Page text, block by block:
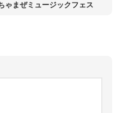
ゃまぜミュージックフェス